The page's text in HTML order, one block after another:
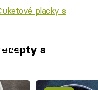
placky s
s